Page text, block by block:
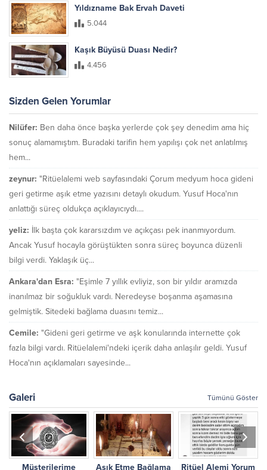
Yıldızname Bak Ervah Daveti
5.044
Kaşık Büyüsü Duası Nedir?
4.456
Sizden Gelen Yorumlar
Nilüfer: Ben daha önce başka yerlerde çok şey denedim ama hiç
sonuç alamamıştım. Buradaki tarifin hem yapılışı çok net anlatılmış
hem...
zeynur: "Ritüelalemi web sayfasındaki Çorum medyum hoca gideni
geri getirme aşık etme yazısını detaylı okudum. Yusuf Hoca'nın
anlattığı süreç oldukça açıklayıcıydı....
yeliz: İlk başta çok kararsızdım ve açıkçası pek inanmıyordum.
Ancak Yusuf hocayla görüştükten sonra süreç boyunca düzenli
bilgi verdi. Yaklaşık üç...
Ankara'dan Esra: "Eşimle 7 yıllık evliyiz, son bir yıldır aramızda
inanılmaz bir soğukluk vardı. Neredeyse boşanma aşamasına
gelmiştik. Sitedeki bağlama duasını temiz...
Cemile: "Gideni geri getirme ve aşk konularında internette çok
fazla bilgi vardı. Ritüelalemi'ndeki içerik daha anlaşılır geldi. Yusuf
Hoca'nın açıklamaları sayesinde...
Galeri Tümünü Göster
Müşterilerime Aşık Etme Bağlama Ritüel Alemi Yorum